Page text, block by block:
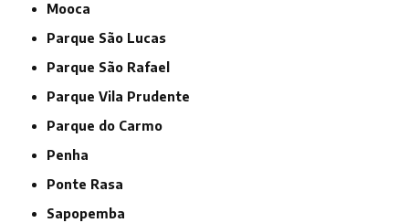
Mooca
Parque São Lucas
Parque São Rafael
Parque Vila Prudente
Parque do Carmo
Penha
Ponte Rasa
Sapopemba